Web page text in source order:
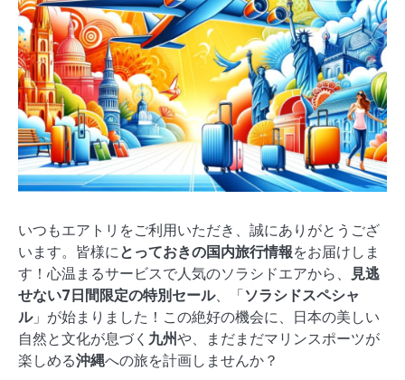
いつもエアトリをご利用いただき、誠にありがとうござ
います。皆様に とっておきの国内旅行情報をお届けしま
す！心温まるサービスで人気のソラシドエアから、
見逃
せない7日間限定の特別セール、「ソラシドスペシャ
ル」が始まりました！この絶好の機会に、日本の美しい
自然と文化が息づく 九州や、まだまだマリンスポーツが
楽しめる沖縄への旅を計画しませんか？